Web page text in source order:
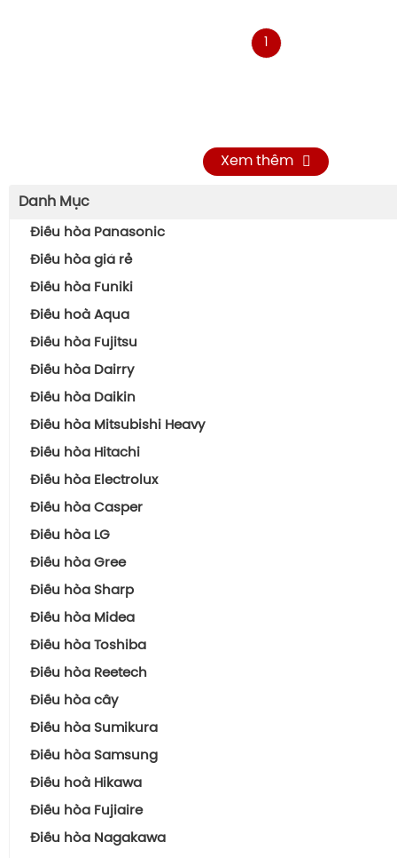
Xem thêm
Danh Mục
Điều hòa Panasonic
Điều hòa giá rẻ
Điều hòa Funiki
Điều hoà Aqua
Điều hòa Fujitsu
Điều hòa Dairry
Điều hòa Daikin
Điều hòa Mitsubishi Heavy
Điều hòa Hitachi
Điều hòa Electrolux
Điều hòa Casper
Điều hòa LG
Điều hòa Gree
Điều hòa Sharp
Điều hòa Midea
Điều hòa Toshiba
Điều hòa Reetech
Điều hòa cây
Funiki
Panasonic
Daikin
Điều hòa Sumikura
Điều hòa Samsung
Điều hoà Hikawa
Điều hòa Fujiaire
Điều hòa Nagakawa